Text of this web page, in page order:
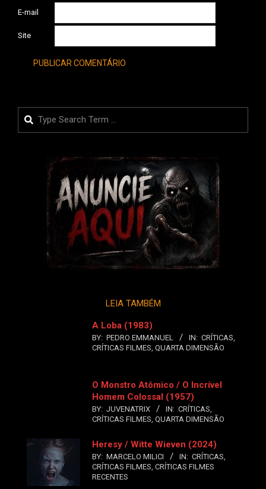
E-mail
Site
Search
LEIA TAMBÉM
A Loba (1983)
BY: PEDRO EMMANUEL IN: CRÍTICAS
CRÍTICAS FILMES QUARTA DIMENSÃO
O Monstro Atômico / O Incrível
Homem Colossal (1957)
BY: JUVENATRIX IN: CRÍTICAS
CRÍTICAS FILMES QUARTA DIMENSÃO
Heresy / Witte Wieven (2024)
BY: MARCELO MILICI IN: CRÍTICAS
CRÍTICAS FILMES CRÍTICAS FILMES
RECENTES